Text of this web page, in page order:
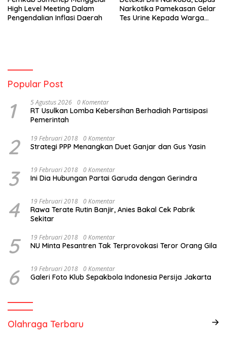
High Level Meeting Dalam
Pengendalian Inflasi Daerah
Narkotika Pamekasan Gelar
Tes Urine Kepada Warga
Popular Post
1 5 Agustus 2026 0 Komentar
RT Usulkan Lomba Kebersihan Berhadiah Partisipasi
Pemerintah
2 19 Februari 2018 0 Komentar
Strategi PPP Menangkan Duet Ganjar dan Gus Yasin
3 19 Februari 2018 0 Komentar
Ini Dia Hubungan Partai Garuda dengan Gerindra
4 19 Februari 2018 0 Komentar
Rawa Terate Rutin Banjir, Anies Bakal Cek Pabrik
Sekitar
5 19 Februari 2018 0 Komentar
NU Minta Pesantren Tak Terprovokasi Teror Orang Gila
6 19 Februari 2018 0 Komentar
Galeri Foto Klub Sepakbola Indonesia Persija Jakarta
Olahraga Terbaru